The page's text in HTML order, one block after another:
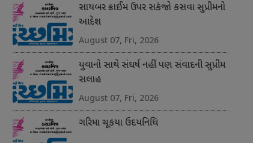
સાયબર ક્રાઈમ ઉપર સકંજો કસવા સુપ્રીમનો
આદેશ
August 07, Fri, 2026
યુવાનો સાથે સંઘર્ષ નહીં પણ સંવાદની સુપ્રીમ
સલાહ
August 07, Fri, 2026
ગરિમા ચૂકયા ઉદયનિધિ